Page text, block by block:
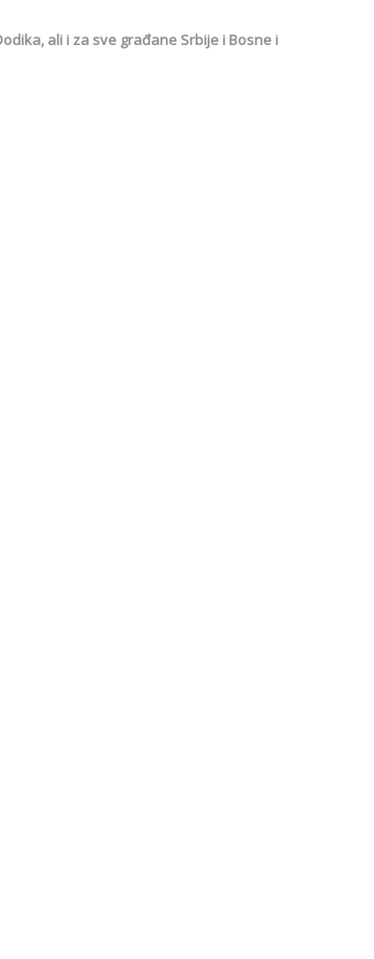
ali i za sve građane Srbije i Bosne i